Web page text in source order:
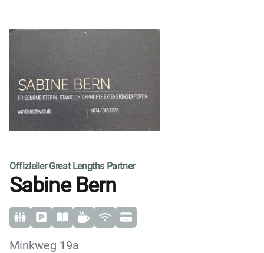
Offizieller Great Lengths Partner
Sabine Bern
Minkweg 19a